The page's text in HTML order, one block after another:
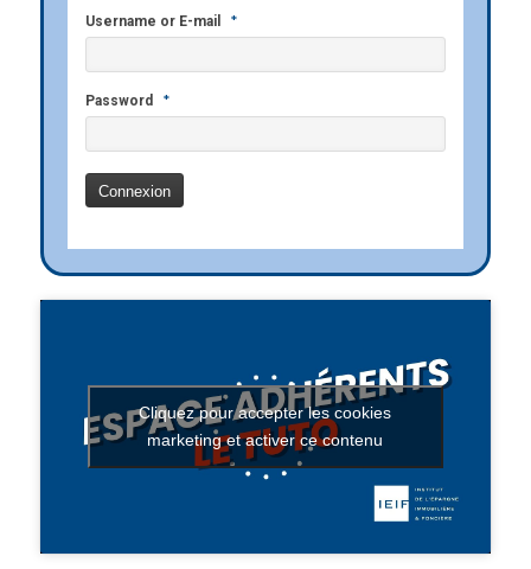
Username or E-mail *
Password *
Cliquez pour accepter les cookies
marketing et activer ce contenu